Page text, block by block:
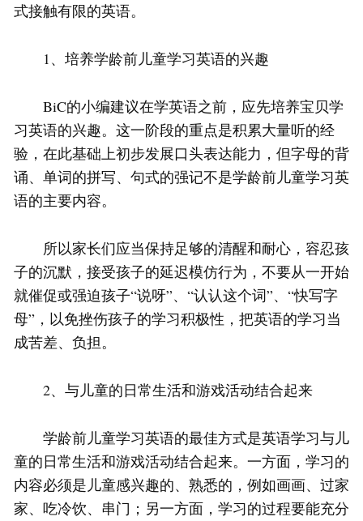
式接触有限的英语。
1、培养学龄前儿童学习英语的兴趣
BiC的小编建议在学英语之前，应先培养宝贝学
习英语的兴趣。这一阶段的重点是积累大量听的经
验，在此基础上初步发展口头表达能力，但字母的背
诵、单词的拼写、句式的强记不是学龄前儿童学习英
语的主要内容。
所以家长们应当保持足够的清醒和耐心，容忍孩
子的沉默，接受孩子的延迟模仿行为，不要从一开始
就催促或强迫孩子“说呀”、“认认这个词”、“快写字
母”，以免挫伤孩子的学习积极性，把英语的学习当
成苦差、负担。
2、与儿童的日常生活和游戏活动结合起来
学龄前儿童学习英语的最佳方式是英语学习与儿
童的日常生活和游戏活动结合起来。一方面，学习的
内容必须是儿童感兴趣的、熟悉的，例如画画、过家
家、吃冷饮、串门；另一方面，学习的过程要能充分